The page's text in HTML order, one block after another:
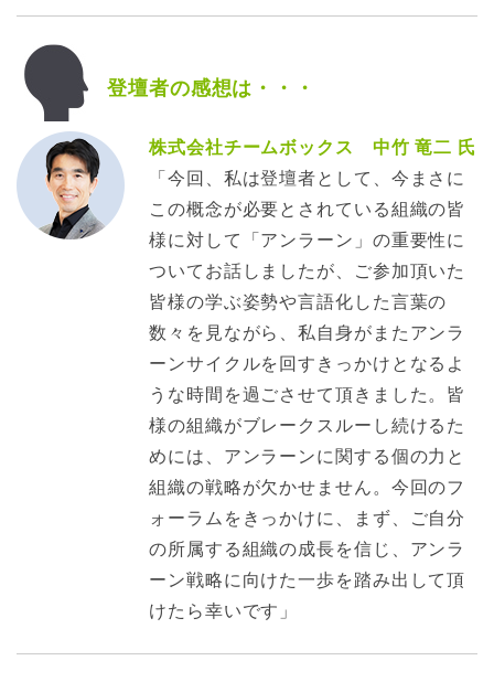
登壇者の感想は・・・
株式会社チームボックス 中竹 竜二 氏
「今回、私は登壇者として、今まさに
この概念が必要とされている組織の皆
様に対して「アンラーン」の重要性に
ついてお話しましたが、ご参加頂いた
皆様の学ぶ姿勢や言語化した言葉の
数々を見ながら、私自身がまたアンラ
ーンサイクルを回すきっかけとなるよ
うな時間を過ごさせて頂きました。皆
様の組織がブレークスルーし続けるた
めには、アンラーンに関する個の力と
組織の戦略が欠かせません。今回のフ
ォーラムをきっかけに、まず、ご自分
の所属する組織の成長を信じ、アンラ
ーン戦略に向けた一歩を踏み出して頂
けたら幸いです」